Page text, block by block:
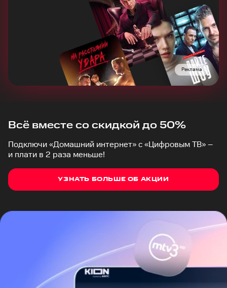
Реклама
Всё вместе со скидкой до 50%
Подключи «Домашний интернет» с «Цифровым ТВ» –
и плати в 2 раза меньше!
УЗНАТЬ БОЛЬШЕ ОБ АКЦИИ